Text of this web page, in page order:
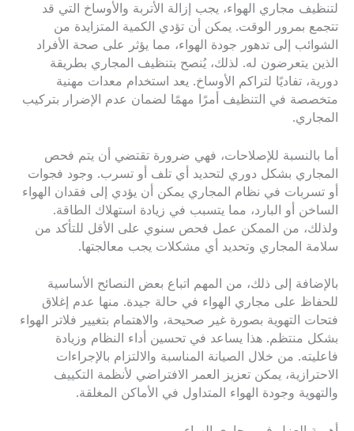
لتنظيف مجاري الهواء، يجب إزالة الأتربة والأوساخ التي قد
تتجمع بمرور الوقت. يمكن أن تؤدي الكمية المتزايدة من
الشوائب إلى تدهور جودة الهواء، مما يؤثر على صحة الأفراد
الذين يتعرضون له. لذلك، يُنصح بتنظيف المجاري بطريقة
دورية، تفاديًا لتراكم الأوساخ. يعد استخدام معدات مهنية
متخصصة في التنظيف أمرًا مهمًا لضمان عدم الإضرار بتركيب
المجاري.
أما بالنسبة للإصلاحات، فهي ضرورة تقتضي أن يتم فحص
المجاري بشكل دوري لتحديد أي تلف أو تسرب. وجود فجوات
أو تسربات في نظام المجاري يمكن أن يؤدي إلى فقدان الهواء
الساخن أو البارد، مما يتسبب في زيادة استهلاك الطاقة.
ولذلك، من الممكن عمل فحص سنوي على الأقل للتأكد من
سلامة المجاري وتحديد أي مشكلات يجب معالجتها.
بالإضافة إلى ذلك، من المهم اتباع بعض النصائح الأساسية
للحفاظ على مجاري الهواء في حالة جيدة. منها عدم إغلاق
فتحات التهوية بصورة غير صحيحة، والاهتمام بتغيير فلاتر الهواء
بشكل منتظم. هذا يساعد في تحسين أداء النظام وزيادة
فاعليته. من خلال الصيانة المناسبة والالتزام بالإجراءات
الاحترازية، يمكن تعزيز العمر الافتراضي لأنظمة التكييف
والتهوية وجودة الهواء المتداول في الأماكن المغلقة.